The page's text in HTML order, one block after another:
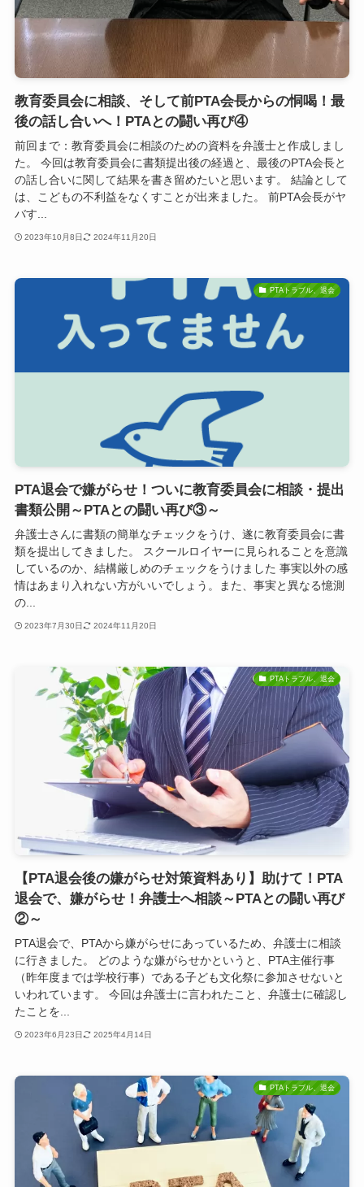
教育委員会に相談、そして前PTA会長からの恫喝！最
後の話し合いへ！PTAとの闘い再び④
前回まで：教育委員会に相談のための資料を弁護士と作成しまし
た。 今回は教育委員会に書類提出後の経過と、最後のPTA会長と
の話し合いに関して結果を書き留めたいと思います。 結論として
は、こどもの不利益をなくすことが出来ました。 前PTA会長がヤ
バす...
2023年10月8日 2024年11月20日
PTAトラブル、退会
PTA退会で嫌がらせ！ついに教育委員会に相談・提出
書類公開～PTAとの闘い再び③～
弁護士さんに書類の簡単なチェックをうけ、遂に教育委員会に書
類を提出してきました。 スクールロイヤーに見られることを意識
しているのか、結構厳しめのチェックをうけました 事実以外の感
情はあまり入れない方がいいでしょう。また、事実と異なる憶測
の...
2023年7月30日 2024年11月20日
PTAトラブル、退会
【PTA退会後の嫌がらせ対策資料あり】助けて！PTA
退会で、嫌がらせ！弁護士へ相談～PTAとの闘い再び
②～
PTA退会で、PTAから嫌がらせにあっているため、弁護士に相談
に行きました。 どのような嫌がらせかというと、PTA主催行事
（昨年度までは学校行事）である子ども文化祭に参加させないと
いわれています。 今回は弁護士に言われたこと、弁護士に確認し
たことを...
2023年6月23日 2025年4月14日
PTAトラブル、退会